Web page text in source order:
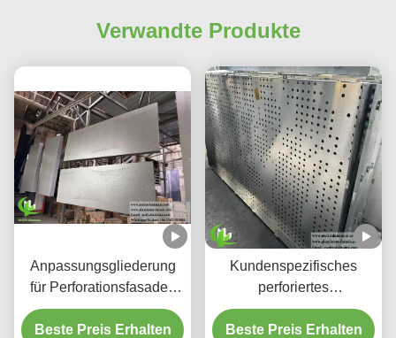
Verwandte Produkte
Anpassungsgliederung
für Perforationsfasaden
aus Aluminium und
Bildschirmplatten
Beste Preis Erhalten
Kundenspezifisches
perforiertes
hinterleuchtetes
Aluminium-
Beste Preis Erhalten